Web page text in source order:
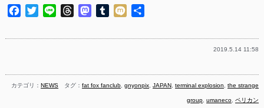
Facebook
TwitterLine ThreadsMastodon
Tumblr
Mixi
2019.5.14 11:58
カテゴリ： NEWS タグ：fat fox fanclub,gnyonpix,JAPAN,terminal explosion,the strange
group,umaneco,ペリカン